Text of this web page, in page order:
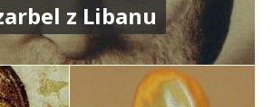
z Libanu